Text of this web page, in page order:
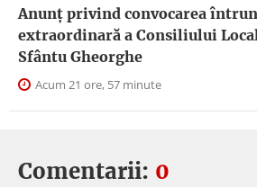
Anunţ privind convocarea
extraordinară a Consiliului
Sfântu Gheorghe
Acum 21 ore, 57 minute
Comentarii: 0